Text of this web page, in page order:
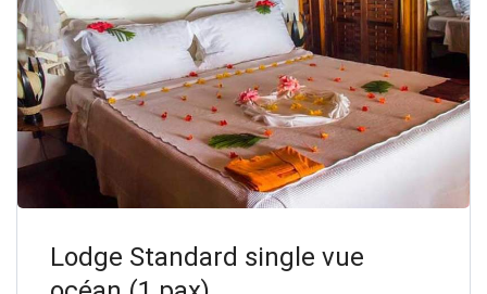
Lodge Standard single vue